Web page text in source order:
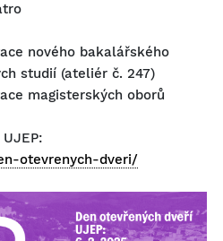
nového bakalářského
studií (ateliér č. 247)
magisterských oborů
otevrenych-dveri/